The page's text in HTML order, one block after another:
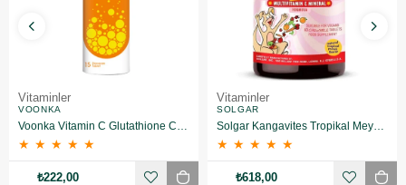
Vitaminler
VOONKA
★ ★ ★ ★ ★
₺222,00
Vitaminler
SOLGAR
★ ★ ★ ★ ★
₺618,00